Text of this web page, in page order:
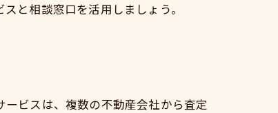
と相談窓口を活用しましょう。
ビスは、複数の不動産会社から査定